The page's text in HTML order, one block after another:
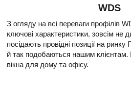
WDS
З огляду на всі переваги профілів
ключові характеристики, зовсім не
посідають провідні позиції на
й так подобаються нашим клієнтам.
вікна для дому та офісу.